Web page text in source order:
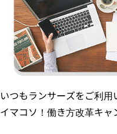
いつもランサーズをご利用
イマコソ！働き方改革キャ